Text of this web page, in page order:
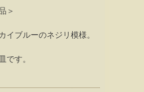
＞
イブルーのネジリ模様。
です。